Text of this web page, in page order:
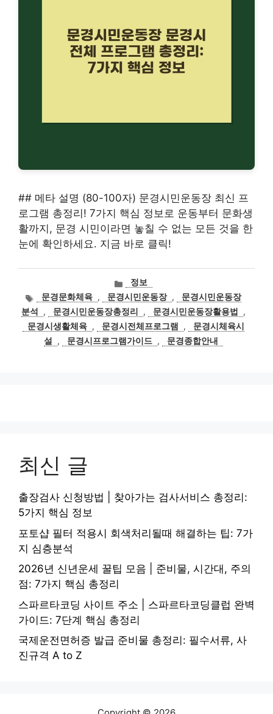
## 메타 설명 (80-100자) 문경시민운동장 최신 프
로그램 총정리! 7가지 핵심 정보로 운동부터 문화생
활까지, 문경 시민이라면 놓칠 수 없는 모든 것을 한
눈에 확인하세요. 지금 바로 클릭!
카
테
고
리
정보
태
그
문경문화체육 , 문경시민운동장 ,
문경시민운동장
분석
, 문경시민운동장총정리 , 문경시민운동장활용법
,
문경시생활체육 , 문경시전체프로그램 ,
문경시체육시
설
, 문경시프로그램가이드 , 문경종합안내
최신 글
출장검사 신청방법 | 찾아가는 검사서비스 총정리:
5가지 핵심 정보
포토샵 필터 적용시 회색처리될때 해결하는 팁: 7가
지 심층분석
2026년 신년운세 꿀팁 모음 | 준비물, 시간대, 주의
점: 7가지 핵심 총정리
스파르타코딩 사이트 주소 | 스파르타코딩클럽 완벽
가이드: 7단계 핵심 총정리
국제운전면허증 발급 준비물 총정리: 필수서류, 사
진규격 A to Z